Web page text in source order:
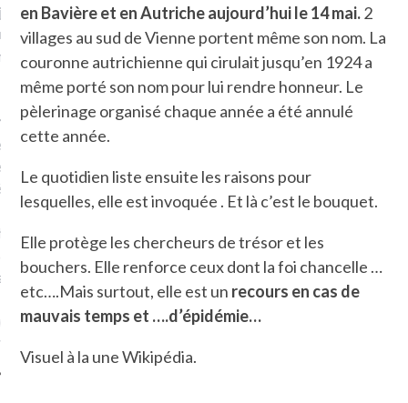
goûte et ceux que je
! Marcheuse des villes,
des ruines et des
qui Marche: pousseuse
ou pas. Mais
pas d’interdit. Vélo,
bateau…
incite à un autre regard
curiosité. C’est un
surla-femme-qui-
en Bavière et en Autricheaujourd’hui le 14 mai.2
villages au sud de Vienne portent même son nom. La
couronne autrichienne qui cirulait jusqu’en 1924 a
même porté son nom pour lui rendre honneur. Le
pèlerinage organisé chaque année a été annulé
cette année.
Le quotidien liste ensuite les raisons pour
lesquelles, elle est invoquée . Et là c’est le bouquet.
Elle protège les chercheurs de trésor et les
bouchers. Elle renforce ceux dont la foi chancelle …
etc….Mais surtout, elle est un recours en cas de
mauvais temps et ….d’épidémie…
Visuel à la une Wikipédia.